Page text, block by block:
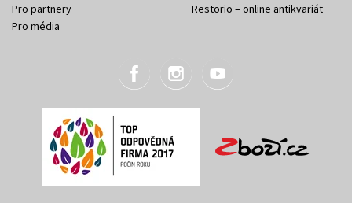
Pro partnery
Pro média
Restorio – online antikvariát